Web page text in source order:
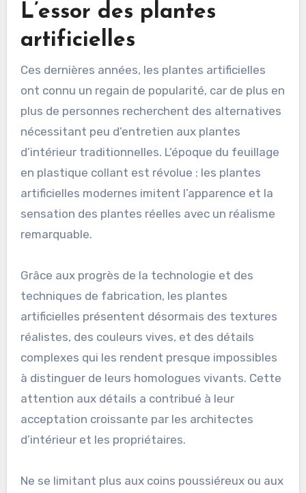
L’essor des plantes
artificielles
Ces dernières années, les plantes artificielles
ont connu un regain de popularité, car de plus en
plus de personnes recherchent des alternatives
nécessitant peu d’entretien aux plantes
d’intérieur traditionnelles. L’époque du feuillage
en plastique collant est révolue : les plantes
artificielles modernes imitent l’apparence et la
sensation des plantes réelles avec un réalisme
remarquable.
Grâce aux progrès de la technologie et des
techniques de fabrication, les plantes
artificielles présentent désormais des textures
réalistes, des couleurs vives, et des détails
complexes qui les rendent presque impossibles
à distinguer de leurs homologues vivants. Cette
attention aux détails a contribué à leur
acceptation croissante par les architectes
d’intérieur et les propriétaires.
Ne se limitant plus aux coins poussiéreux ou aux